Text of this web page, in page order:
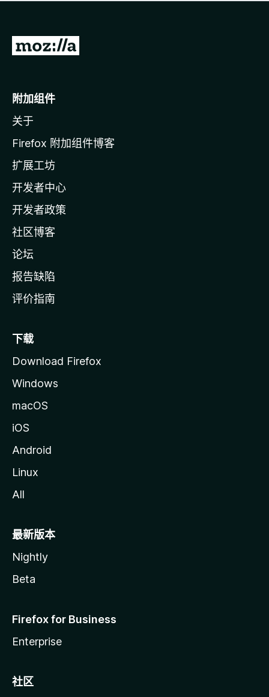
无
转
o
i
l
a
主
页
附加组件
关于
Firefox 附加组件博客
扩展工坊
开发者中心
开发者政策
社区博客
论坛
报告缺陷
评价指南
下载
Download Firefox
Windows
macOS
iOS
Android
Linux
All
最新版本
Nightly
Beta
Firefox for Business
Enterprise
社区